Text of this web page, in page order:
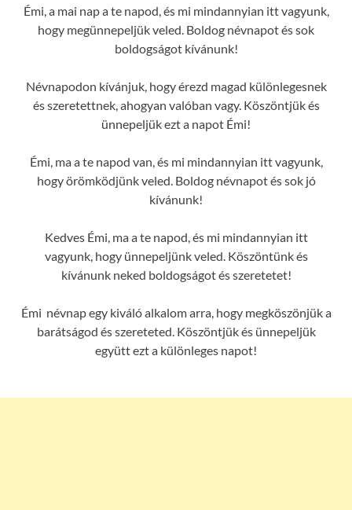
Émi, a mai nap a te napod, és mi mindannyian itt vagyunk,
hogy megünnepeljük veled. Boldog névnapot és sok
boldogságot kívánunk!
Névnapodon kívánjuk, hogy érezd magad különlegesnek
és szeretettnek, ahogyan valóban vagy. Köszöntjük és
ünnepeljük ezt a napot Émi!
Émi, ma a te napod van, és mi mindannyian itt vagyunk,
hogy örömködjünk veled. Boldog névnapot és sok jó
kívánunk!
Kedves Émi, ma a te napod, és mi mindannyian itt
vagyunk, hogy ünnepeljünk veled. Köszöntünk és
kívánunk neked boldogságot és szeretetet!
Émi névnap egy kiváló alkalom arra, hogy megköszönjük a
barátságod és szereteted. Köszöntjük és ünnepeljük
együtt ezt a különleges napot!